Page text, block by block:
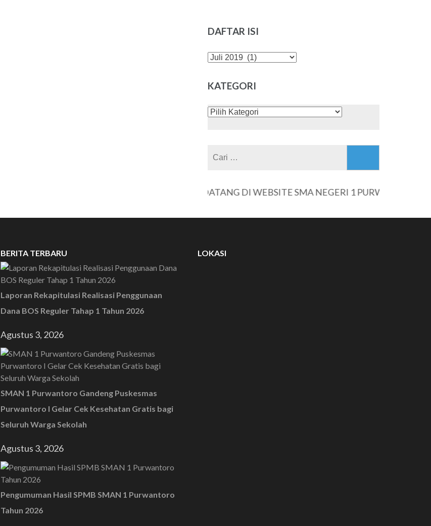
DAFTAR ISI
DAFTAR
KATEGORI
KATEGORI
SELAMAT DATANG DI WEBSITE SMA NEGERI 1 PURWANTORO
BERITA TERBARU
Laporan Rekapitulasi Realisasi Penggunaan
Dana BOS Reguler Tahap 1 Tahun 2026
Agustus 3, 2026
SMAN 1 Purwantoro Gandeng Puskesmas
Purwantoro I Gelar Cek Kesehatan Gratis bagi
Seluruh Warga Sekolah
Agustus 3, 2026
Pengumuman Hasil SPMB SMAN 1 Purwantoro
Tahun 2026
LOKASI